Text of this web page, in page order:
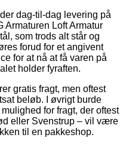
dag-til-dag levering på
Armaturen Loft Armatur
som trods alt står og
forud for et angivent
for at nå at få varen på
holder fyraften.
gratis fragt, men oftest
beløb. I øvrigt burde
for fragt, der oftest
eller Svenstrup – vil være
til en pakkeshop.